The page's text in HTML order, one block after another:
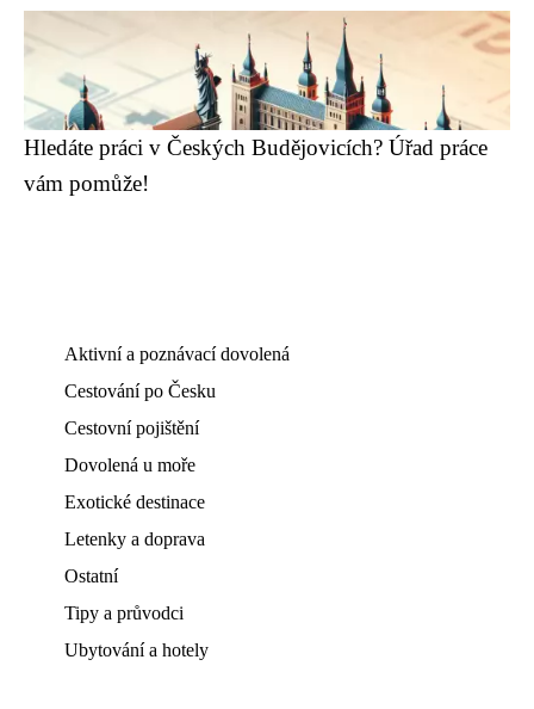
Hledáte práci v Českých Budějovicích? Úřad práce
vám pomůže!
Aktivní a poznávací dovolená
Cestování po Česku
Cestovní pojištění
Dovolená u moře
Exotické destinace
Letenky a doprava
Ostatní
Tipy a průvodci
Ubytování a hotely